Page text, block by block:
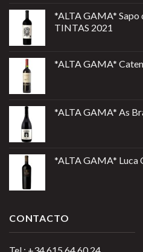
*ALTA GAMA* Sapo
TINTAS 2021
*ALTA GAMA*
*ALTA GAMA* As
*ALTA GAMA* Luca
CONTACTO
Tel.: +34 615 64 60 24